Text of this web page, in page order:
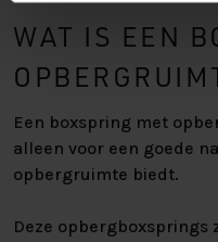
WAT IS EEN
Een boxspring met
alleen voor een goede
opbergruimte biedt.
Deze opbergboxsprings